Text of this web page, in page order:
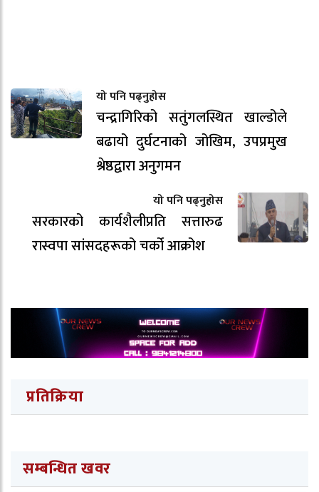
यो पनि पढ्नुहोस
चन्द्रागिरिको सतुंगलस्थित खाल्डोले
बढायो दुर्घटनाको जोखिम, उपप्रमुख
श्रेष्ठद्वारा अनुगमन
यो पनि पढ्नुहोस
सरकारको कार्यशैलीप्रति सत्तारुढ
रास्वपा सांसदहरूको चर्को आक्रोश
प्रतिक्रिया
सम्बन्धित खवर